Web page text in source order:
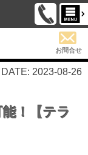
お問合せ
DATE: 2023-08-26
！【テラ